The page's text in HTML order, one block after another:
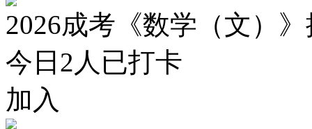
2026成考《数学（文）
今日 2 人已打卡
加入